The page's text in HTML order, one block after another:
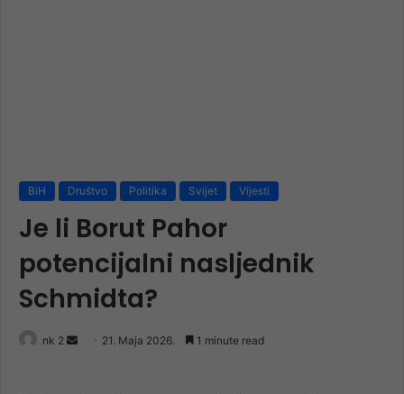
BiH Društvo Politika Svijet Vijesti
Je li Borut Pahor
potencijalni nasljednik
Schmidta?
nk 2
Send 21. Maja 2026. 1 minute read